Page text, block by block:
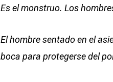
Es el monstruo. Los
El hombre sentado en el
boca para protegerse del